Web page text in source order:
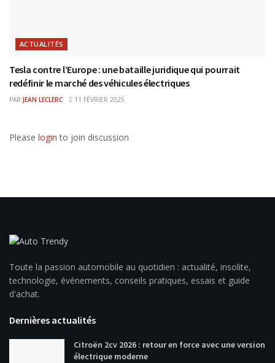
ACTUALITÉS
Tesla contre l’Europe : une bataille juridique qui pourrait
redéfinir le marché des véhicules électriques
PAR JEAN LECLERC 11 FÉVRIER 2025
Please login to join discussion
Toute la passion automobile au quotidien : actualité, insolite,
technologie, événements, conseils pratiques, essais et guide
d'achat.
Dernières actualités
Citroën 2cv 2026 : retour en force avec une version
électrique moderne